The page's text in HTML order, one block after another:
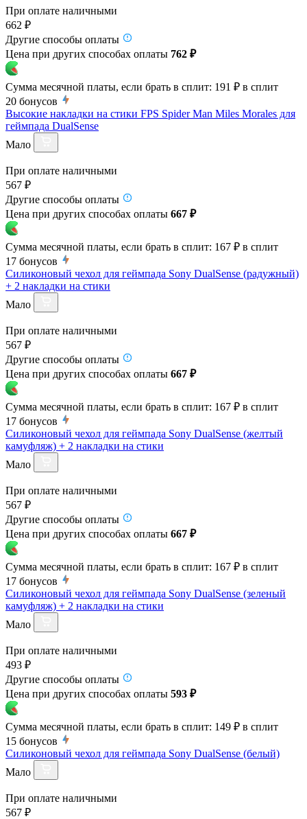
При оплате наличными
662 ₽
Другие способы оплаты
Цена при других способах оплаты 762 ₽
Сумма месячной платы, если брать в сплит: 191 ₽ в сплит
20 бонусов
Высокие накладки на стики FPS Spider Man Miles Morales для
геймпада DualSense
Мало
При оплате наличными
567 ₽
Другие способы оплаты
Цена при других способах оплаты 667 ₽
Сумма месячной платы, если брать в сплит: 167 ₽ в сплит
17 бонусов
Силиконовый чехол для геймпада Sony DualSense (радужный)
+ 2 накладки на стики
Мало
При оплате наличными
567 ₽
Другие способы оплаты
Цена при других способах оплаты 667 ₽
Сумма месячной платы, если брать в сплит: 167 ₽ в сплит
17 бонусов
Силиконовый чехол для геймпада Sony DualSense (желтый
камуфляж) + 2 накладки на стики
Мало
При оплате наличными
567 ₽
Другие способы оплаты
Цена при других способах оплаты 667 ₽
Сумма месячной платы, если брать в сплит: 167 ₽ в сплит
17 бонусов
Силиконовый чехол для геймпада Sony DualSense (зеленый
камуфляж) + 2 накладки на стики
Мало
При оплате наличными
493 ₽
Другие способы оплаты
Цена при других способах оплаты 593 ₽
Сумма месячной платы, если брать в сплит: 149 ₽ в сплит
15 бонусов
Силиконовый чехол для геймпада Sony DualSense (белый)
Мало
При оплате наличными
567 ₽